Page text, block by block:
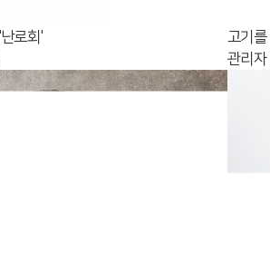
로회'
고기를
관리자